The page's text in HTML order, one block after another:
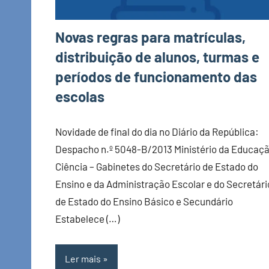
Novas regras para matrículas,
distribuição de alunos, turmas e
períodos de funcionamento das
escolas
Novidade de final do dia no Diário da República:
Despacho n.º 5048-B/2013 Ministério da
Ciência – Gabinetes do Secretário de Estado do
Ensino e da Administração Escolar e do
de Estado do Ensino Básico e Secundário
Estabelece (…)
Ler mais